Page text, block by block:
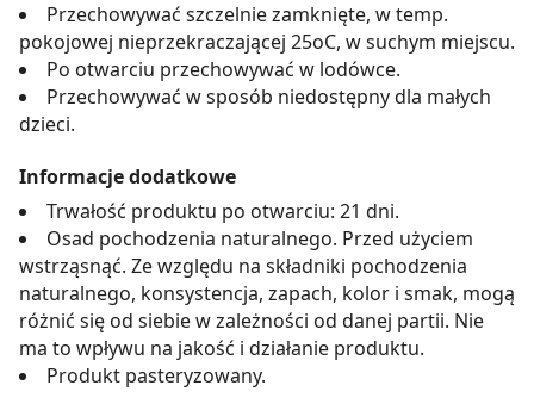
Przechowywać szczelnie zamknięte, w temp.
pokojowej nieprzekraczającej 25oC, w suchym miejscu.
Po otwarciu przechowywać w lodówce.
Przechowywać w sposób niedostępny dla małych
dzieci.
Informacje dodatkowe
Trwałość produktu po otwarciu: 21 dni.
Osad pochodzenia naturalnego. Przed użyciem
wstrząsnąć. Ze względu na składniki pochodzenia
naturalnego, konsystencja, zapach, kolor i smak, mogą
różnić się od siebie w zależności od danej partii. Nie
ma to wpływu na jakość i działanie produktu.
Produkt pasteryzowany.